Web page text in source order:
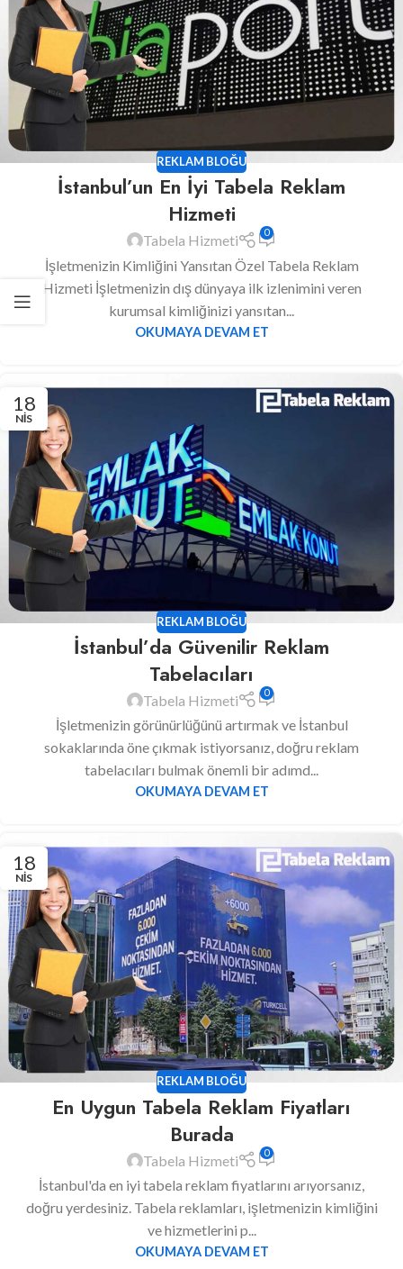
REKLAM BLOĞU
İstanbul’un En İyi Tabela Reklam
Hizmeti
Tabela Hizmeti 0
İşletmenizin Kimliğini Yansıtan Özel Tabela Reklam
Hizmeti İşletmenizin dış dünyaya ilk izlenimini veren
kurumsal kimliğinizi yansıtan...
OKUMAYA DEVAM ET
18
NIS
REKLAM BLOĞU
İstanbul’da Güvenilir Reklam
Tabelacıları
Tabela Hizmeti 0
İşletmenizin görünürlüğünü artırmak ve İstanbul
sokaklarında öne çıkmak istiyorsanız, doğru reklam
tabelacıları bulmak önemli bir adımd...
OKUMAYA DEVAM ET
18
NIS
REKLAM BLOĞU
En Uygun Tabela Reklam Fiyatları
Burada
Tabela Hizmeti 0
İstanbul'da en iyi tabela reklam fiyatlarını arıyorsanız,
doğru yerdesiniz. Tabela reklamları, işletmenizin kimliğini
ve hizmetlerini p...
OKUMAYA DEVAM ET